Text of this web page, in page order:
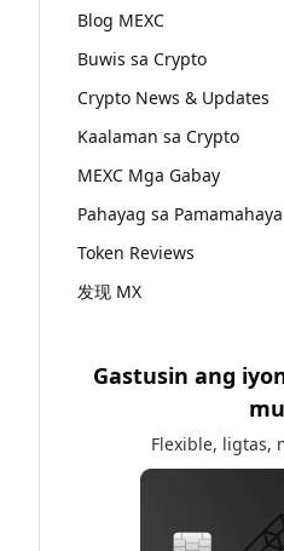
Blog MEXC
Buwis sa Crypto
Crypto News & Updates
Kaalaman sa Crypto
MEXC Mga Gabay
Pahayag sa
Token Reviews
发现 MX
Gastusin ang
Flexible, ligtas,